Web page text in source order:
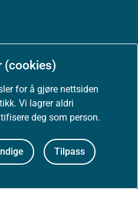
(cookies)
for å gjøre nettsiden
Vi lagrer aldri
deg som person.
Tilpass
(uustatus.no)